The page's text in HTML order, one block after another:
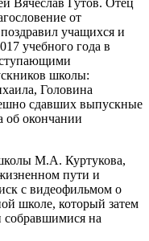
от
учащихся и
учебного года в
школы:
Головина
сдавших выпускные
об окончании
М.А. Куртукова,
пути и
с видеофильмом о
школе, который затем
собравшимися на